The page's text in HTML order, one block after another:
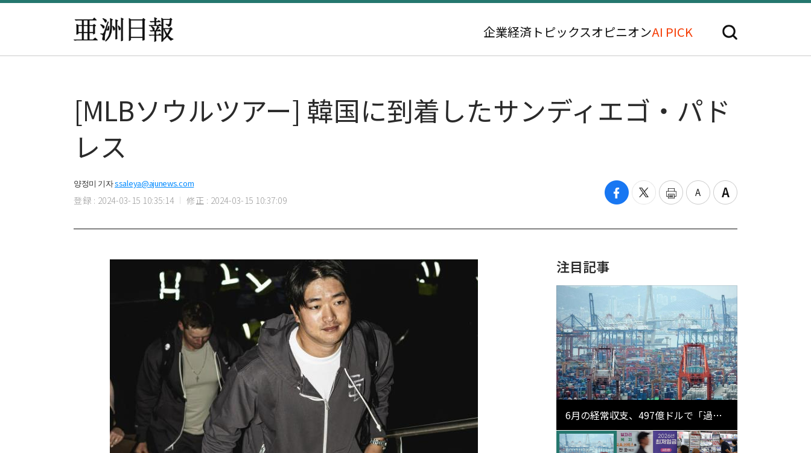
企業経済 トピックスオピニオンAI PICK
[MLBソウルツアー] 韓国に到着したサンディエゴ・パド
レス
양정미 기자ssaleya@ajunews.com
登録 : 2024-03-15 10:35:14 修正 : 2024-03-15 10:37:09
注目記事
6月の経常収支、497億ドルで「過去
最大」…輸出が初の1000億ドル突破